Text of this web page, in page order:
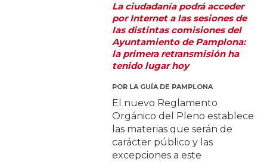
La ciudadanía podrá acceder
por Internet a las sesiones de
las distintas comisiones del
Ayuntamiento de Pamplona:
la primera retransmisión ha
tenido lugar hoy
POR LA GUÍA DE PAMPLONA
El nuevo Reglamento
Orgánico del Pleno establece
las materias que serán de
carácter público y las
excepciones a este